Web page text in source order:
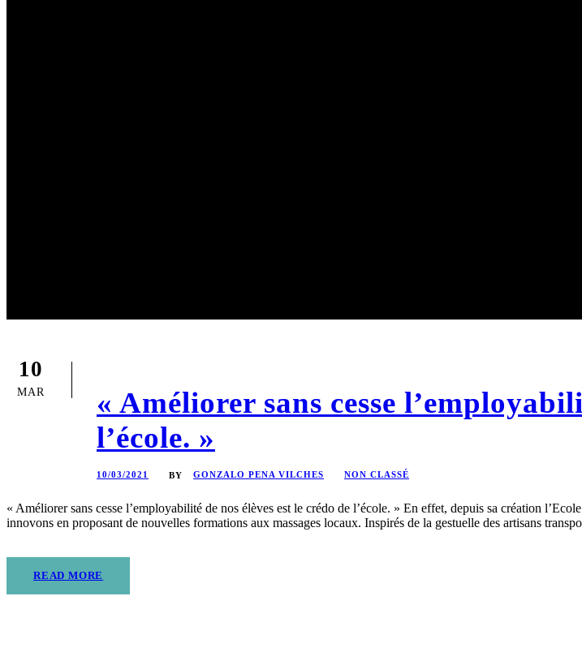
10
MAR
« Améliorer sans cesse
l’école. »
10/03/2021 BY GONZALO PENA VILCHES NON CLASSÉ
« Améliorer sans cesse l’employabilité de nos élèves est le crédo de l’école. » En effet, depuis sa création
innovons en proposant de nouvelles formations aux massages locaux. Inspirés de la gestuelle des artisans
READ MORE